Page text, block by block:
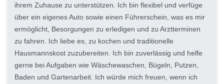
ihrem Zuhause zu unterstützen. Ich bin flexibel und verfüge
über ein eigenes Auto sowie einen Führerschein, was es mir
ermöglicht, Besorgungen zu erledigen und zu Arztterminen
zu fahren. Ich liebe es, zu kochen und traditionelle
Hausmannskost zuzubereiten. Ich bin zuverlässig und helfe
gerne bei Aufgaben wie Wäschewaschen, Bügeln, Putzen,
Baden und Gartenarbeit. Ich würde mich freuen, wenn ich